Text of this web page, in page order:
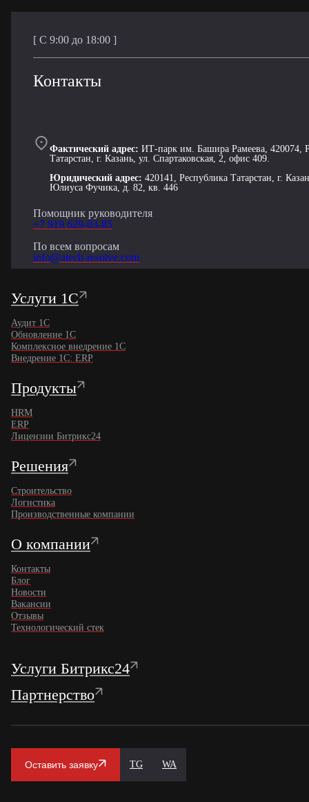
[ С 9:00 до 18:00 ]
Контакты
Фактический адрес: ИТ-парк им. Башира Рамеева, 420074,
Татарстан, г. Казань, ул. Спартаковская, 2, офис 409.
Юридический адрес: 420141, Республика Татарстан, г.
Юлиуса Фучика, д. 82, кв. 446
Помощник руководителя
+7 919 629-03-85
По всем вопросам
info@atech-resolve.com
Услуги 1С
Аудит 1С
Обновление 1С
Комплексное внедрение 1C
Внедрение 1С: ERP
Продукты
HRM
ERP
Лицензии Битрикс24
Решения
Строительство
Логистика
Производственные компании
О компании
Контакты
Блог
Новости
Вакансии
Отзывы
Технологический стек
Услуги Битрикс24
Партнерство
Оставить заявку TG WA